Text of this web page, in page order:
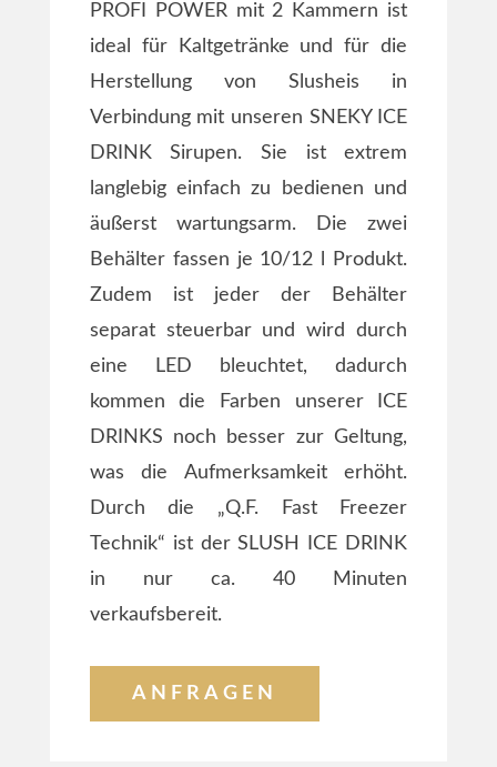
PROFI POWER mit 2 Kammern ist
ideal für Kaltgetränke und für die
Herstellung von Slusheis in
Verbindung mit unseren SNEKY ICE
DRINK Sirupen. Sie ist extrem
langlebig einfach zu bedienen und
äußerst wartungsarm. Die zwei
Behälter fassen je 10/12 l Produkt.
Zudem ist jeder der Behälter
separat steuerbar und wird durch
eine LED bleuchtet, dadurch
kommen die Farben unserer ICE
DRINKS noch besser zur Geltung,
was die Aufmerksamkeit erhöht.
Durch die „Q.F. Fast Freezer
Technik“ ist der SLUSH ICE DRINK
in nur ca. 40 Minuten
verkaufsbereit.
ANFRAGEN